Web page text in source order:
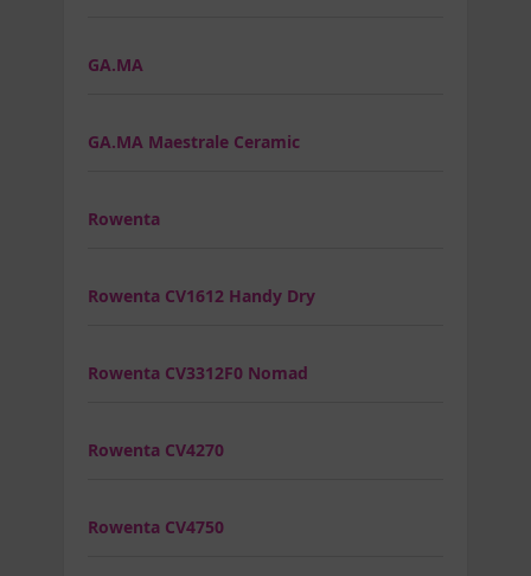
GA.MA
GA.MA Maestrale Ceramic
Rowenta
Rowenta CV1612 Handy Dry
Rowenta CV3312F0 Nomad
Rowenta CV4270
Rowenta CV4750